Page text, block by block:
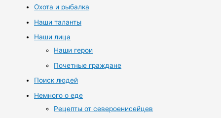
Охота и рыбалка
Наши таланты
Наши лица
Наши герои
Почетные граждане
Поиск людей
Немного о еде
Рецепты от североенисейцев